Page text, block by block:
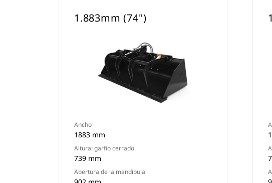
1.883mm (74")
Ancho
1883 mm
Altura: garfio cerrado
739 mm
Abertura de la mandíbula